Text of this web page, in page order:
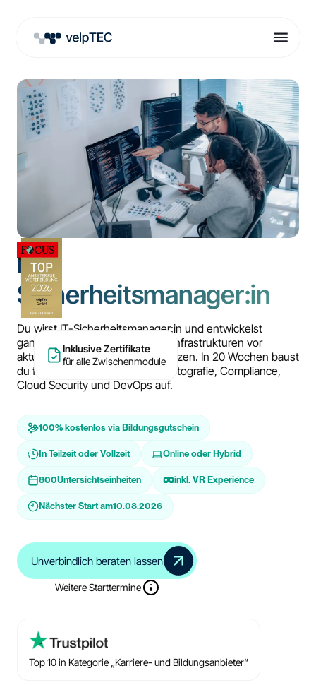
Inklusive Zertifikate
für alle Zwischenmodule
IT-
Sicherheitsmanager:in
Du wirst IT-Sicherheitsmanager:in und entwickelst
ganzheitliche Strategien, um IT-Infrastrukturen vor
aktuellen Bedrohungen zu schützen. In 20 Wochen baust
du fundiertes Know-how in Kryptografie, Compliance,
Cloud Security und DevOps auf.
100% kostenlos via Bildungsgutschein
In Teilzeit oder Vollzeit Online oder Hybrid
800Untersichtseinheiten inkl. VR Experience
Nächster Start am10.08.2026
Unverbindlich beraten lassen
Weitere Starttermine
Top 10 in Kategorie „Karriere- und Bildungsanbieter“